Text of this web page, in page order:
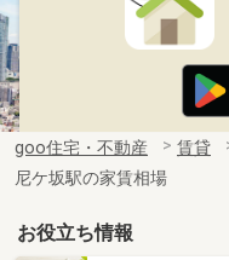
goo住宅・不動産 賃貸
尼ケ坂駅の家賃相場
お役立ち情報